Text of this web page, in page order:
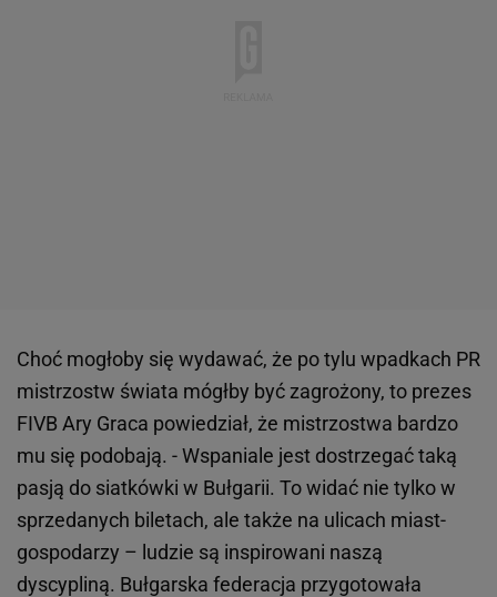
Choć mogłoby się wydawać, że po tylu wpadkach PR
mistrzostw świata mógłby być zagrożony, to prezes
FIVB Ary Graca powiedział, że mistrzostwa bardzo
mu się podobają. - Wspaniale jest dostrzegać taką
pasją do siatkówki w Bułgarii. To widać nie tylko w
sprzedanych biletach, ale także na ulicach miast-
gospodarzy – ludzie są inspirowani naszą
dyscypliną. Bułgarska federacja przygotowała